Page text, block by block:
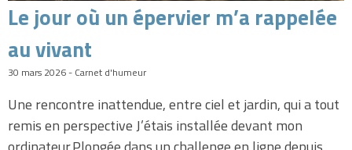
Le jour où un épervier m’a rappelée
au vivant
30 mars 2026 - Carnet d'humeur
Une rencontre inattendue, entre ciel et jardin, qui a tout
remis en perspective J’étais installée devant mon